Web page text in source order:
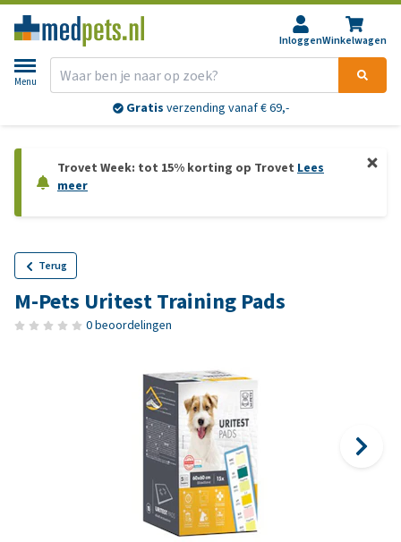
InloggenWinkelwagen
Menu
Gratis verzending vanaf € 69,-
Trovet Week: tot 15% korting op Trovet Lees
meer
Terug
M-Pets Uritest Training Pads
0 beoordelingen